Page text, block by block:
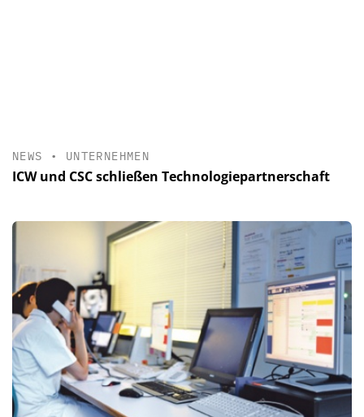
NEWS • UNTERNEHMEN
ICW und CSC schließen Technologiepartnerschaft